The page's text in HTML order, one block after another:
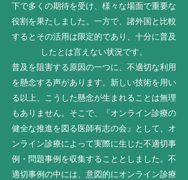
下で多くの期待を受け、様々な場面で重要な
役割を果たしました。一方で、諸外国と比較
するとその活用は限定的であり、十分に普及
したとは言えない状況です。
普及を阻害する原因の一つに、不適切な利用
を懸念する声があります。新しい技術を用い
る以上、こうした懸念が生まれることは無理
もありません。そこで、『オンライン診療の
健全な推進を図る医師有志の会』として、オ
ンライン診療によって実際に生じた不適切事
例・問題事例を収集することとしました。不
適切事例の中には、意図的にオンライン診療